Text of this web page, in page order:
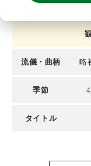
流儀・曲柄 略
季節
タイトル